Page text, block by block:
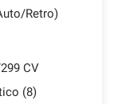
Retro)
CV
(8)